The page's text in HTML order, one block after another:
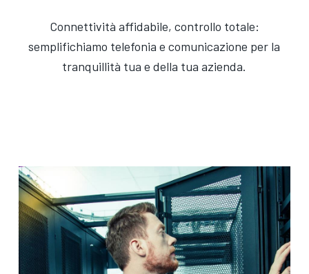
Connettività affidabile, controllo totale:
semplifichiamo telefonia e comunicazione per la
tranquillità tua e della tua azienda.